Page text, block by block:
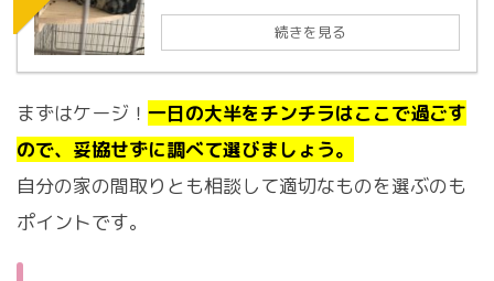
続きを見る
まずはケージ！ 一日の大半をチンチラはここで過ごす
ので、妥協せずに調べて選びましょう。
自分の家の間取りとも相談して適切なものを選ぶのも
ポイントです。